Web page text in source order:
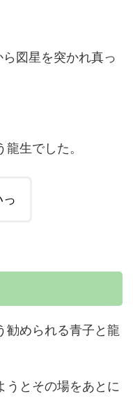
図星を突かれ真っ
生でした。
勧められる青子と龍
うとその場をあとに